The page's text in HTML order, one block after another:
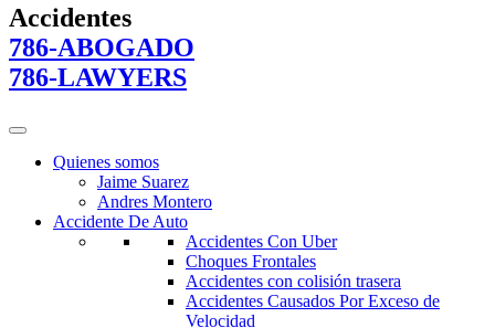
Accidentes
786-ABOGADO
786-LAWYERS
Quienes somos
Jaime Suarez
Andres Montero
Accidente De Auto
Accidentes Con Uber
Choques Frontales
Accidentes con colisión trasera
Accidentes Causados Por Exceso de
Velocidad